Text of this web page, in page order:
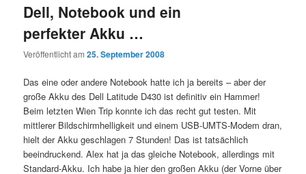
Dell, Notebook und ein
perfekter Akku …
Veröffentlicht am25. September 2008
Das eine oder andere Notebook hatte ich ja bereits – aber der
große Akku des Dell Latitude D430 ist definitiv ein Hammer!
Beim letzten Wien Trip konnte ich das recht gut testen. Mit
mittlerer Bildschirmhelligkeit und einem USB-UMTS-Modem dran,
hielt der Akku geschlagen 7 Stunden! Das ist tatsächlich
beeindruckend. Alex hat ja das gleiche Notebook, allerdings mit
Standard-Akku. Ich habe ja hier den großen Akku (der Vorne über